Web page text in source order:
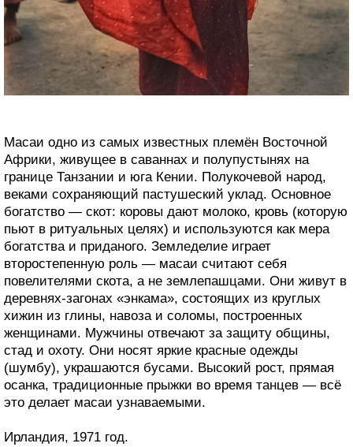
Масаи одно из самых известных племён Восточной
Африки, живущее в саваннах и полупустынях на
границе Танзании и юга Кении. Полукочевой народ,
веками сохраняющий пастушеский уклад. Основное
богатство — скот: коровы дают молоко, кровь (которую
пьют в ритуальных целях) и используются как мера
богатства и приданого. Земледелие играет
второстепенную роль — масаи считают себя
повелителями скота, а не землепашцами. Они живут в
деревнях-загонах «энкама», состоящих из круглых
хижин из глины, навоза и соломы, построенных
женщинами. Мужчины отвечают за защиту общины,
стад и охоту. Они носят яркие красные одежды
(шумбу), украшаются бусами. Высокий рост, прямая
осанка, традиционные прыжки во время танцев — всё
это делает масаи узнаваемыми.
Ирландия, 1971 год.